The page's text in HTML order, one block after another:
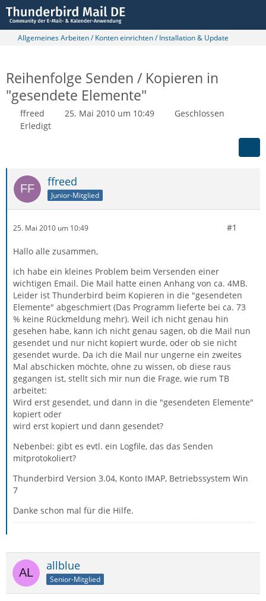
Allgemeines Arbeiten / Konten einrichten / Installation & Update
Reihenfolge Senden / Kopieren in
"gesendete Elemente"
ffreed 25. Mai 2010 um 10:49
Geschlossen
Erledigt
ffreed
Junior-Mitglied
25. Mai 2010 um 10:49 #1
Hallo alle zusammen,
ich habe ein kleines Problem beim Versenden einer
wichtigen Email. Die Mail hatte einen Anhang von ca. 4MB.
Leider ist Thunderbird beim Kopieren in die "gesendeten
Elemente" abgeschmiert (Das Programm lieferte bei ca. 73
% keine Rückmeldung mehr). Weil ich nicht genau hin
gesehen habe, kann ich nicht genau sagen, ob die Mail nun
gesendet und nur nicht kopiert wurde, oder ob sie nicht
gesendet wurde. Da ich die Mail nur ungerne ein zweites
Mal abschicken möchte, ohne zu wissen, ob diese raus
gegangen ist, stellt sich mir nun die Frage, wie rum TB
arbeitet:
Wird erst gesendet, und dann in die "gesendeten Elemente"
kopiert oder
wird erst kopiert und dann gesendet?
Nebenbei: gibt es evtl. ein Logfile, das das Senden
mitprotokoliert?
Thunderbird Version 3.04, Konto IMAP, Betriebssystem Win
7
Danke schon mal für die Hilfe.
allblue
Senior-Mitglied